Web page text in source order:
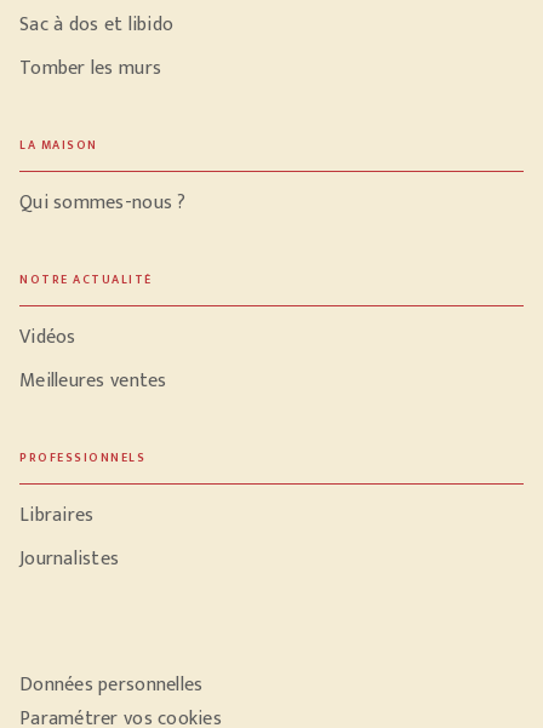
Sac à dos et libido
Tomber les murs
LA MAISON
Qui sommes-nous ?
NOTRE ACTUALITÉ
Vidéos
Meilleures ventes
PROFESSIONNELS
Libraires
Journalistes
Données personnelles
Paramétrer vos cookies